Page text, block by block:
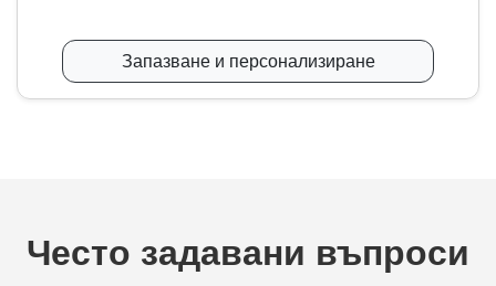
Запазване и персонализиране
Често задавани въпроси